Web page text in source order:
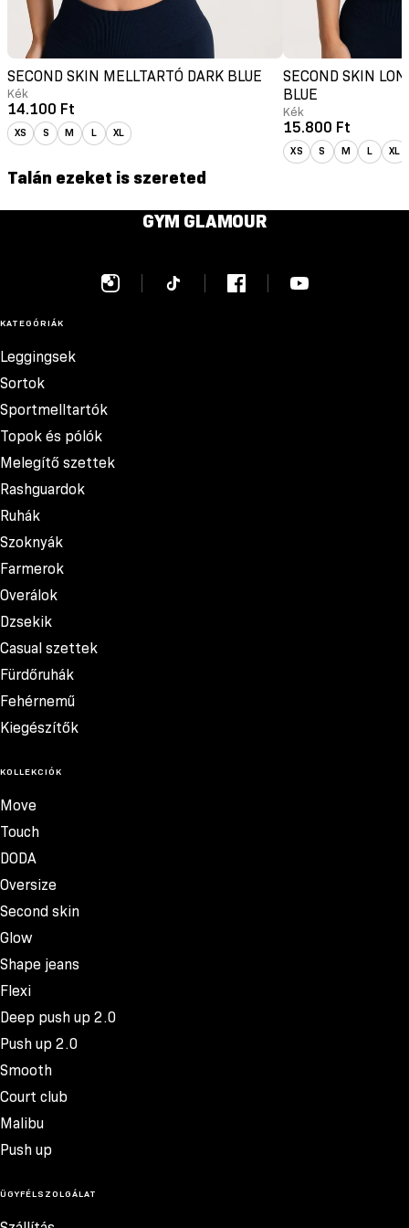
SECOND SKIN MELLTARTÓ DARK BLUE
Kék
14.100 Ft
XS S M L XL
SECOND SKIN
BLUE
Kék
15.800 Ft
XS S M L XL
Talán ezeket is szereted
GYM GLAMOUR
KATEGÓRIÁK
Leggingsek
Sortok
Sportmelltartók
Topok és pólók
Melegítő szettek
Rashguardok
Ruhák
Szoknyák
Farmerok
Overálok
Dzsekik
Casual szettek
Fürdőruhák
Fehérnemű
Kiegészítők
KOLLEKCIÓK
Move
Touch
DODA
Oversize
Second skin
Glow
Shape jeans
Flexi
Deep push up 2.0
Push up 2.0
Smooth
Court club
Malibu
Push up
ÜGYFÉLSZOLGÁLAT